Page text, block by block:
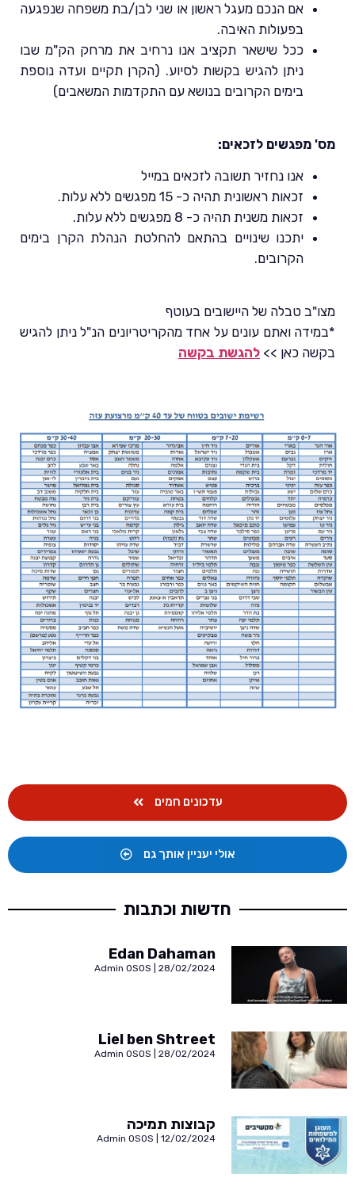
אם הנכם מעגל ראשון או שני לבן/בת משפחה שנפגעה
בפעולות האיבה.
ככל שישאר תקציב אנו נרחיב את מרחק הק"מ שבו
ניתן להגיש בקשות לסיוע. (הקרן תקיים ועדה נוספת
בימים הקרובים בנושא עם התקדמות המשאבים)
מס' מפגשים לזכאים:
אנו נחזיר תשובה לזכאים במייל
זכאות ראשונית תהיה כ- 15 מפגשים ללא עלות.
זכאות משנית תהיה כ- 8 מפגשים ללא עלות.
יתכנו שינויים בהתאם להחלטת הנהלת הקרן בימים
הקרובים.
מצו"ב טבלה של היישובים בעוטף
*במידה ואתם עונים על אחד מהקריטריונים הנ"ל ניתן להגיש
בקשה כאן >> להגשת בקשה
עדכונים חמים
אולי יעניין אותך גם
חדשות וכתבות
Edan Dahaman
Admin OSOS 28/02/2024
Liel ben Shtreet
Admin OSOS 28/02/2024
קבוצות תמיכה
Admin OSOS 12/02/2024